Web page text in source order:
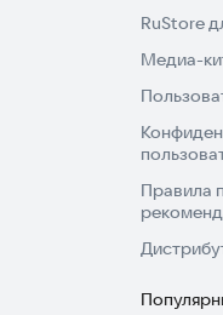
RuStore
Медиа-
Правила